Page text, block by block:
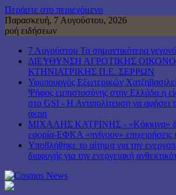
Περάστε στο περιεχόμενο
Παρασκευή, 7 Αυγούστου, 2026
ροή ειδήσεων
7 Αυγούστου Τα σημαντικότερα
ΔΙΕΥΘΥΝΣΗ ΑΓΡΟΤΙΚΗΣ
ΚΤΗΝΙΑΤΡΙΚΗΣ Π.Ε. ΣΕΡΡΩΝ
Υφυπουργός Εξωτερικών
Ψήφος εμπιστοσύνης στην Ελλάδα η
στο GSI - Η Αντιπολίτευση να αφήσει
άκρη
ΜΙΧΑΛΗΣ ΚΑΤΡΙΝΗΣ - «Κόκκινα»
εφορία-ΕΦΚΑ «πνίγουν» επιχειρήσεις
Υποβλήθηκε το αίτημα για την
διαφυγής για την ενεργειακή